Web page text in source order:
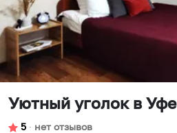
Уютный уголок в Уфе
5 ∙ нет отзывов